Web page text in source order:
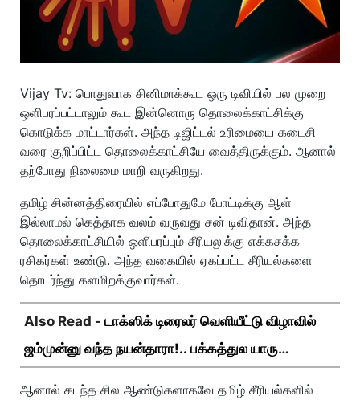
Vijay Tv: பொதுவாக சினிமாக்கூட ஒரு டிவியில் பல முறை
ஒளிபரப்பட்டாலும் கூட இன்னொரு தொலைக்காட்சிக்கு
கொடுக்க மாட்டார்கள். அந்த டிஜிட்டல் உரிமையை கடைசி
வரை குறிப்பிட்ட தொலைக்காட்சியே வைத்திருக்கும். ஆனால்
தற்போது நிலைமை மாறி வருகிறது.
தமிழ் சின்னத்திரையில் எப்போதுமே போட்டிக்கு ஆள்
இல்லாமல் கெத்தாக வலம் வருவது சன் டிவிதான். அந்த
தொலைக்காட்சியில் ஒளிபரப்பும் சீரியலுக்கு எக்கசக்க
ரசிகர்கள் உண்டு. அந்த வகையில் ஏகப்பட்ட சீரியல்களை
தொடர்ந்து களமிறக்குவார்கள்.
Also Read - டாக்ஸிக் டிரைலர் வெளியீட்டு விழாவில்
ஜம்முன்னு வந்த நயன்தாரா!.. பக்கத்துல யாரு
ஆனால் கடந்த சில ஆண்டுகளாகவே தமிழ் சீரியல்களில்